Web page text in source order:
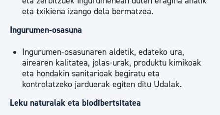
eta txikiena izango dela bermatzea.
Ingurumen-osasuna
Ingurumen-osasunaren aldetik, edateko ura,
airearen kalitatea, jolas-urak, produktu kimikoak
eta hondakin sanitarioak begiratu eta
kontrolatzeko jarduerak egiten ditu Udalak.
Leku naturalak eta biodibertsitatea